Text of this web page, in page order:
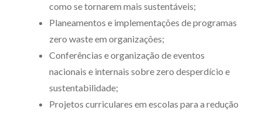
como se tornarem mais sustentáveis;
Planeamentos e implementações de programas
zero waste em organizações;
Conferências e organização de eventos
nacionais e internais sobre zero desperdício e
sustentabilidade;
Projetos curriculares em escolas para a redução